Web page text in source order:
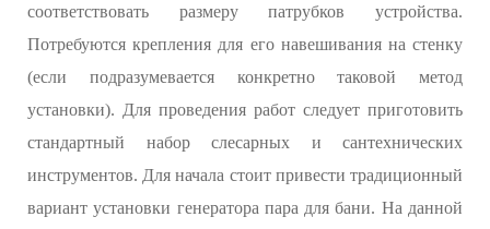
соответствовать размеру патрубков устройства.
Потребуются крепления для его навешивания на стенку
(если подразумевается конкретно таковой метод
установки). Для проведения работ следует приготовить
стандартный набор слесарных и сантехнических
инструментов. Для начала стоит привести традиционный
вариант установки генератора пара для бани. На данной